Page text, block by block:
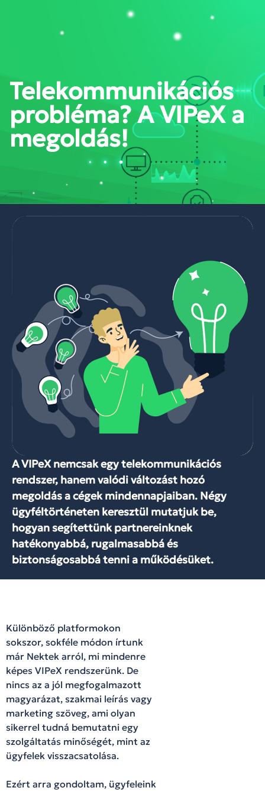
PORTÁL BELÉPÉS
Telekommunikációs
probléma? A VIPeX a
megoldás!
A VIPeX nemcsak egy telekommunikációs
rendszer, hanem valódi változást hozó
megoldás a cégek mindennapjaiban. Négy
ügyféltörténeten keresztül mutatjuk be,
hogyan segítettünk partnereinknek
hatékonyabbá, rugalmasabbá és
biztonságosabbá tenni a működésüket.
Különböző platformokon
sokszor, sokféle módon írtunk
már Nektek arról, mi mindenre
képes VIPeX rendszerünk. De
nincs az a jól megfogalmazott
magyarázat, szakmai leírás vagy
marketing szöveg, ami olyan
sikerrel tudná bemutatni egy
szolgáltatás minőségét, mint az
ügyfelek visszacsatolása.
Ezért arra gondoltam, ügyfeleink